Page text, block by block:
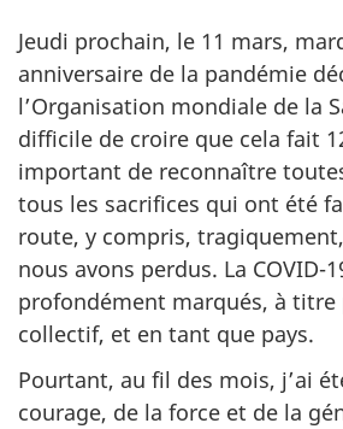
Jeudi prochain, le 11 mars,
anniversaire de la pandémie
l’Organisation mondiale de la
difficile de croire que cela fait
important de reconnaître
tous les sacrifices qui ont été
route, y compris,
nous avons perdus. La COVID-
profondément marqués, à titre
collectif, et en tant que pays.
Pourtant, au fil des mois, j’ai
courage, de la force et de la